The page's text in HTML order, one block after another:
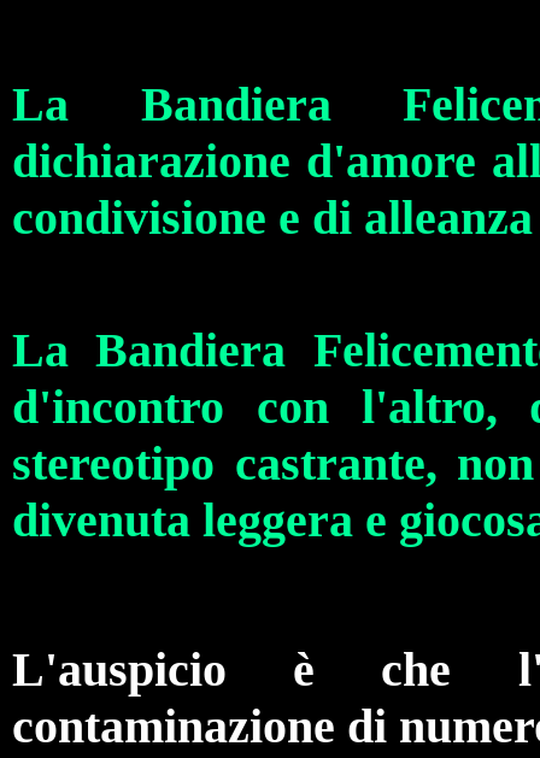
La Bandiera
dichiarazione d'amore
condivisione e di alleanza
La Bandiera
d'incontro con l'altro,
stereotipo castrante,
divenuta leggera e
L'auspicio è che
contaminazione di